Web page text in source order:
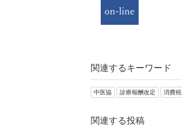
関連するキーワード
中医協 診療報酬改定 消費税
関連する投稿